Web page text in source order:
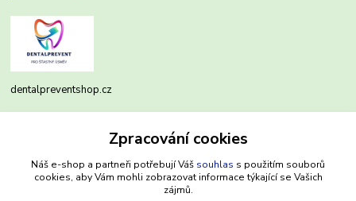
dentalpreventshop.cz
+420721639204
(Po-Pá, 8-16 hod.)
Zpracování cookies
Náš e-shop a partneři potřebují Váš souhlas s použitím souborů
cookies, aby Vám mohli zobrazovat informace týkající se Vašich
zájmů.